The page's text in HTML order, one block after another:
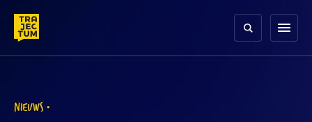
content
menu
NIEUWS